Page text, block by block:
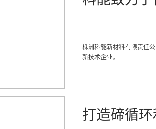
株洲科能新材料有限责任
新技术企业。
打造碲循